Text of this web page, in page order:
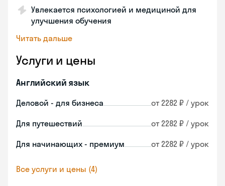
Увлекается психологией и медициной для
улучшения обучения
Читать дальше
Услуги и цены
Английский язык
Деловой - для бизнеса от 2282 ₽ / урок
Для путешествий от 2282 ₽ / урок
Для начинающих - премиум от 2282 ₽ / урок
Все услуги и цены (4)